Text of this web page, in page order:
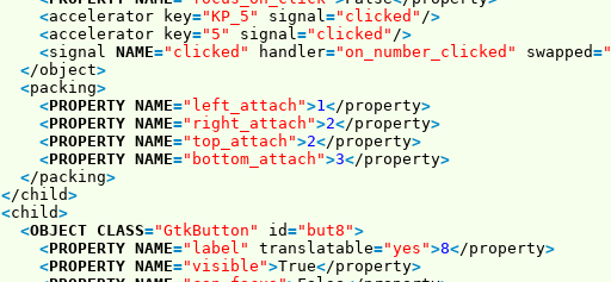
<accelerator key="KP_5" signal ="clicked" />
<accelerator key="5" signal ="clicked" />
<signal NAME="clicked" handler="on_number_clicked" swapped=
</object>
<packing>
<PROPERTY NAME="left_attach">1 </property>
<PROPERTY NAME="right_attach">2</property>
<PROPERTY NAME="top_attach">2</property>
<PROPERTY NAME="bottom_attach">3</property>
</packing>
</child>
<child>
<OBJECT CLASS="GtkButton" id="but8">
<PROPERTY NAME="label" translatable="yes">8</property>
<PROPERTY NAME="visible">True</property>